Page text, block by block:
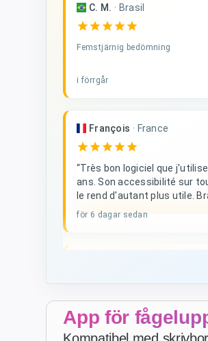
C. M. · Brasil
star star star star star
Femstjärnig bedömning
i förrgår
François · France
star star star star star
“Très bon logiciel que
ans. Son accessibilité sur
le rend d'autant plus utile.
för 6 dagar sedan
starstarstarstarstar
Femstjärnig bedömning
för 3 veckor sedan
App för